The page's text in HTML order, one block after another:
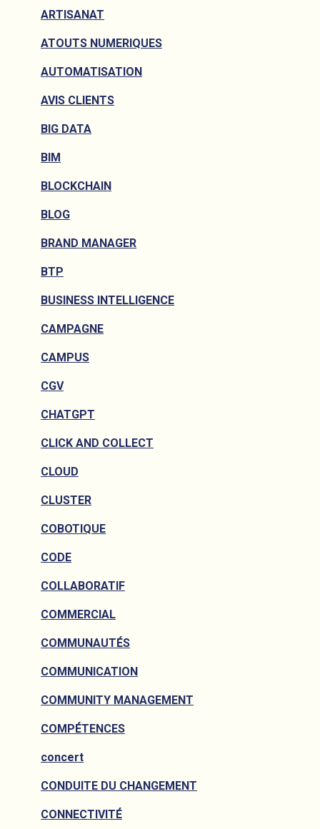
ARTISANAT
ATOUTS NUMERIQUES
AUTOMATISATION
AVIS CLIENTS
BIG DATA
BIM
BLOCKCHAIN
BLOG
BRAND MANAGER
BTP
BUSINESS INTELLIGENCE
CAMPAGNE
CAMPUS
CGV
CHATGPT
CLICK AND COLLECT
CLOUD
CLUSTER
COBOTIQUE
CODE
COLLABORATIF
COMMERCIAL
COMMUNAUTÉS
COMMUNICATION
COMMUNITY MANAGEMENT
COMPÉTENCES
concert
CONDUITE DU CHANGEMENT
CONNECTIVITÉ